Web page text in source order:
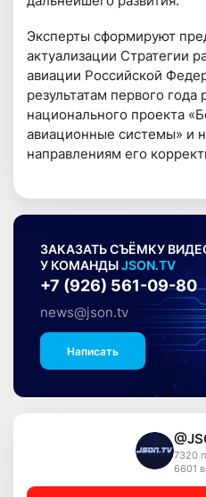
Эксперты сформируют
актуализации Стратегии
авиации Российской
результатам первого года
национального проекта
авиационные системы» и
направлениям его
ЗАКАЗАТЬ СЪЁМКУ
У КОМАНДЫJSON.TV
+7 (926) 561-09-80
news@json.tv
Написать
7320
6601